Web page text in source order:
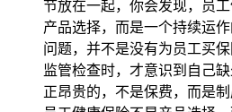
节放在一起，你会发现，员
产品选择，而是一个持续运
问题，并不是没有为员工买
监管检查时，才意识到自己
正昂贵的，不是保费，而是